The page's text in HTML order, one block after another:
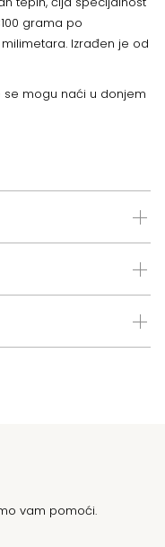
grama po
Izrađen je od
se mogu naći u donjem
vam pomoći.